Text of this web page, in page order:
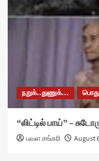
நறுக்..துணுக்... பொது
“லிட்டில் பாய்” –
பவள சங்கரி August